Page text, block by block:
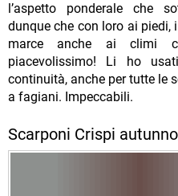
l’aspetto ponderale che
dunque che con loro ai
marce anche ai climi
piacevolissimo! Li ho
continuità, anche per tutte le
a fagiani. Impeccabili.
Scarponi Crispi